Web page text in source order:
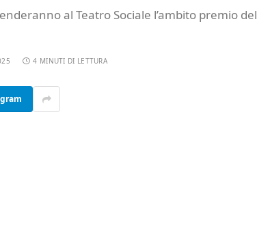
al Teatro Sociale l’ambito premio del
4 MINUTI DI LETTURA